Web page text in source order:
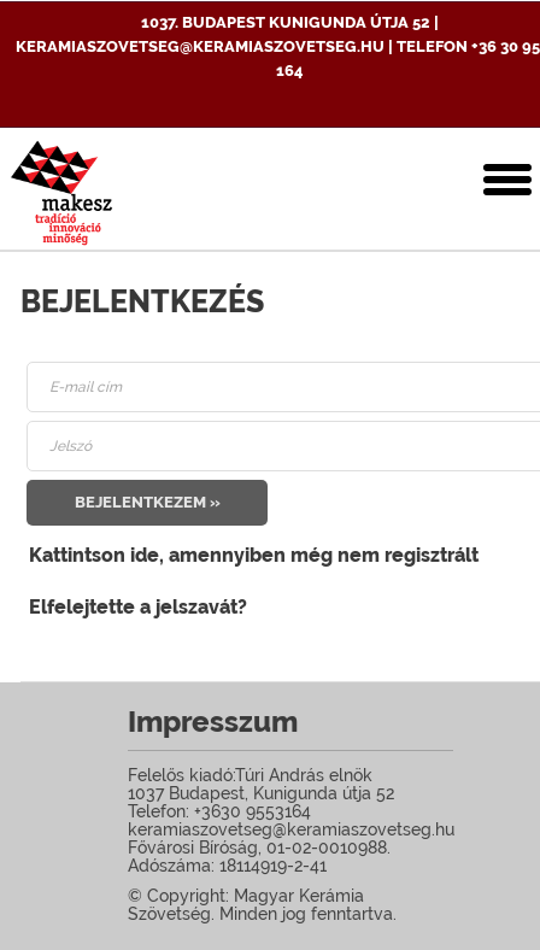
1037. BUDAPEST KUNIGUNDA ÚTJA 52 |
KERAMIASZOVETSEG@KERAMIASZOVETSEG.HU | TELEFON +36 30
164
BEJELENTKEZÉS
BEJELENTKEZEM »
Kattintson ide, amennyiben még nem regisztrált
Elfelejtette a jelszavát?
Impresszum
Felelős kiadó:Túri András elnök
1037 Budapest, Kunigunda útja 52
Telefon: +3630 9553164
keramiaszovetseg@keramiaszovetseg.hu
Fővárosi Bíróság, 01-02-0010988.
Adószáma: 18114919-2-41
© Copyright: Magyar Kerámia
Szövetség. Minden jog fenntartva.